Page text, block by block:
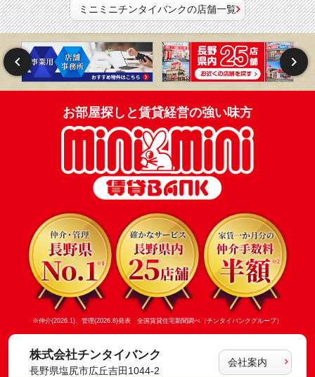
ミニミニチンタイバンクの店舗一覧
お部屋探しと賃貸経営の強い味方
※仲介(2026.1)、管理(2026.8)発表 全国賃貸住宅新聞調べ（チンタイバンクグループ）
株式会社チンタイバンク
長野県塩尻市広丘吉田1044-2
会社案内